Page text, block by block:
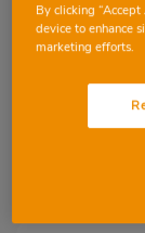
By clicking
device to enhance
marketing efforts.